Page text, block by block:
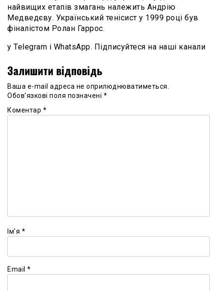
найвищих етапів змагань належить Андрію
Медведєву. Український тенісист у 1999 році був
фіналістом Ролан Гаррос.
у Telegram і WhatsApp. Підписуйтеся на наші канали
Залишити відповідь
Ваша e-mail адреса не оприлюднюватиметься.
Обов’язкові поля позначені *
Коментар *
Ім'я *
Email *